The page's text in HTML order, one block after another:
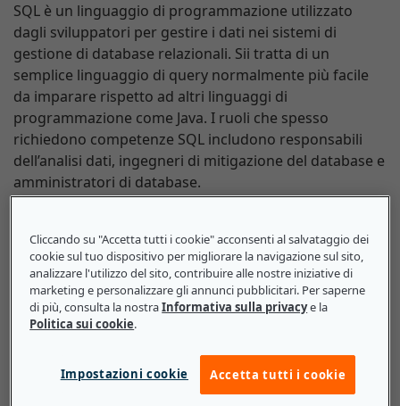
SQL è un linguaggio di programmazione utilizzato
dagli sviluppatori per gestire i dati nei sistemi di
gestione di database relazionali. Sii tratta di un
semplice linguaggio di query normalmente più facile
da imparare rispetto ad altri linguaggi di
programmazione come Java. I ruoli che spesso
richiedono competenze SQL includono responsabili
dell’analisi dati, ingegneri di mitigazione del database e
amministratori di database.
SQL (Structured Query Language,
Linguaggio di interrogazione
strutturato): ecco cosa devono
sapere le piccole e medie
imprese
Cliccando su "Accetta tutti i cookie" acconsenti al salvataggio dei
cookie sul tuo dispositivo per migliorare la navigazione sul sito,
analizzare l'utilizzo del sito, contribuire alle nostre iniziative di
marketing e personalizzare gli annunci pubblicitari. Per saperne
di più, consulta la nostraInformativa sulla privacye la
Politica sui cookie.
Impostazioni cookie Accetta tutti i cookie